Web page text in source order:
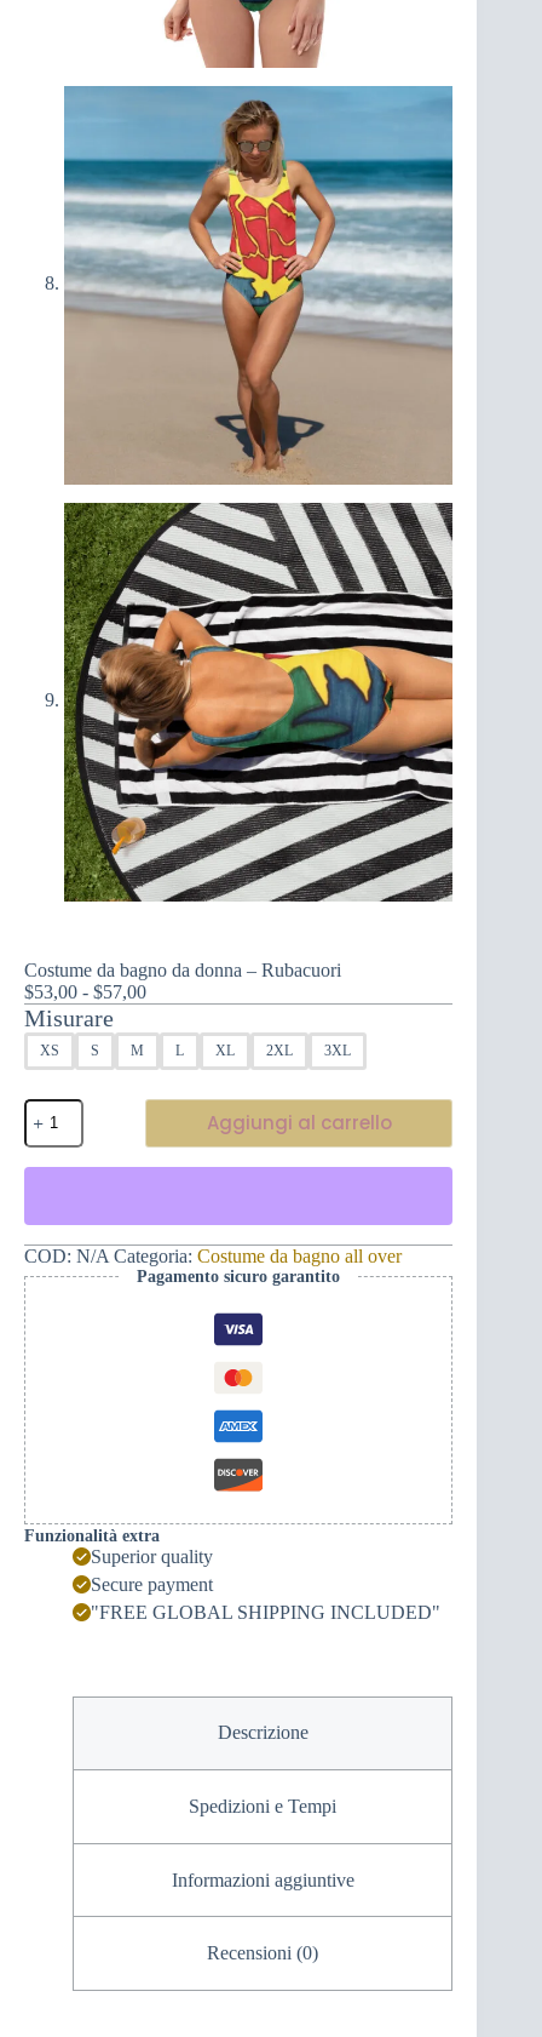
Costume da bagno da donna – Rubacuori
$53,00 - $57,00Fascia
prezzo:
a
Misurare
XS S M L XL 2XL 3XL
Costume
da
bagno
da
Rubacuori
quantità
Aggiungi al carrello
COD: N/A Categoria: Costume da bagno all over
Pagamento sicuro garantito
Funzionalità extra
Superior quality
Secure payment
"FREE GLOBAL SHIPPING INCLUDED"
Descrizione
Spedizioni e Tempi
Informazioni aggiuntive
Recensioni (0)